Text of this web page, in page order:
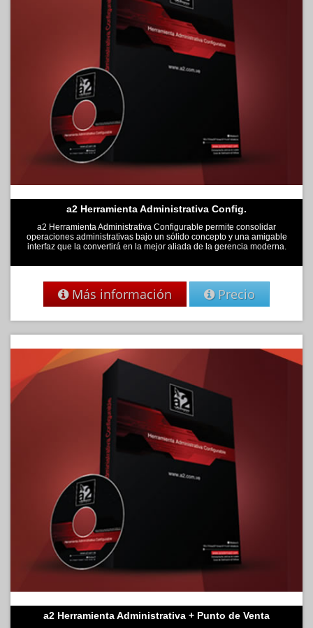
a2 Herramienta Administrativa Config.
a2 Herramienta Administrativa Configurable permite consolidar
operaciones administrativas bajo un sólido concepto y una amigable
interfaz que la convertirá en la mejor aliada de la gerencia moderna.
Más información Precio
a2 Herramienta Administrativa + Punto de Venta